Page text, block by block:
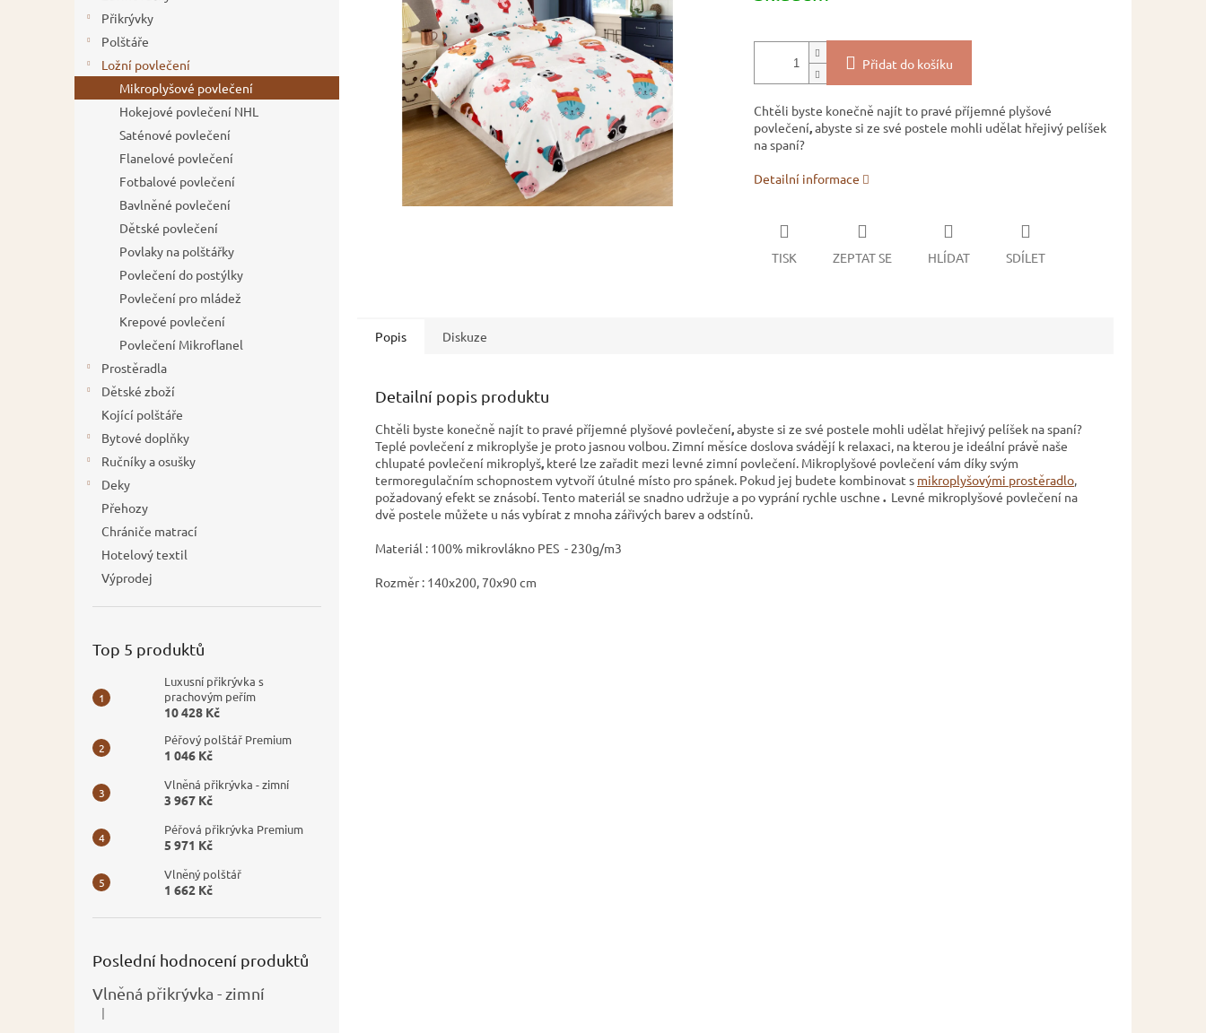
n
e
Přikrývky
Polštáře
Ložní povlečení
Mikroplyšové povlečení
Hokejové povlečení NHL
Saténové povlečení
Flanelové povlečení
Fotbalové povlečení
Bavlněné povlečení
Dětské povlečení
Povlaky na polštářky
Povlečení do postýlky
Povlečení pro mládež
Krepové povlečení
Povlečení Mikroflanel
Prostěradla
Dětské zboží
Kojící polštáře
Bytové doplňky
Ručníky a osušky
Deky
Přehozy
Chrániče matrací
Hotelový textil
Výprodej
Top 5 produktů
Luxusní přikrývka s
prachovým peřím
10 428 Kč
Péřový polštář Premium
1 046 Kč
Vlněná přikrývka - zimní
3 967 Kč
Péřová přikrývka Premium
5 971 Kč
Vlněný polštář
1 662 Kč
Poslední hodnocení produktů
Vlněná přikrývka - zimní
Hodnocení produktu je 5 z 5 hvězdiček.
|
hvězdiček.
Přidat do košíku
Chtěli byste konečně najít to pravé příjemné plyšové
povlečení,abyste si ze své postele mohli udělat hřejivý pelíšek
na spaní?
Detailní informace
TISK ZEPTAT SE HLÍDAT SDÍLET
Popis Diskuze
Detailní popis produktu
Chtěli byste konečně najít to pravé příjemné plyšové povlečení,abyste si ze své postele mohli udělat hřejivý pelíšek na spaní?
Teplé povlečení z mikroplyše je proto jasnou volbou. Zimní měsíce doslova svádějí k relaxaci, na kterou je ideální právě naše
chlupaté povlečení mikroplyš, které lze zařadit mezi levné zimní povlečení. Mikroplyšové povlečení vám díky svým
termoregulačním schopnostem vytvoří útulné místo pro spánek. Pokud jej budete kombinovat s mikroplyšovými prostěradlo,
požadovaný efekt se znásobí. Tento materiál se snadno udržuje a po vyprání rychle uschne . Levné mikroplyšové povlečení na
dvě postele můžete u nás vybírat z mnoha zářivých barev a odstínů.
Materiál : 100% mikrovlákno PES - 230g/m3
Rozměr : 140x200, 70x90 cm